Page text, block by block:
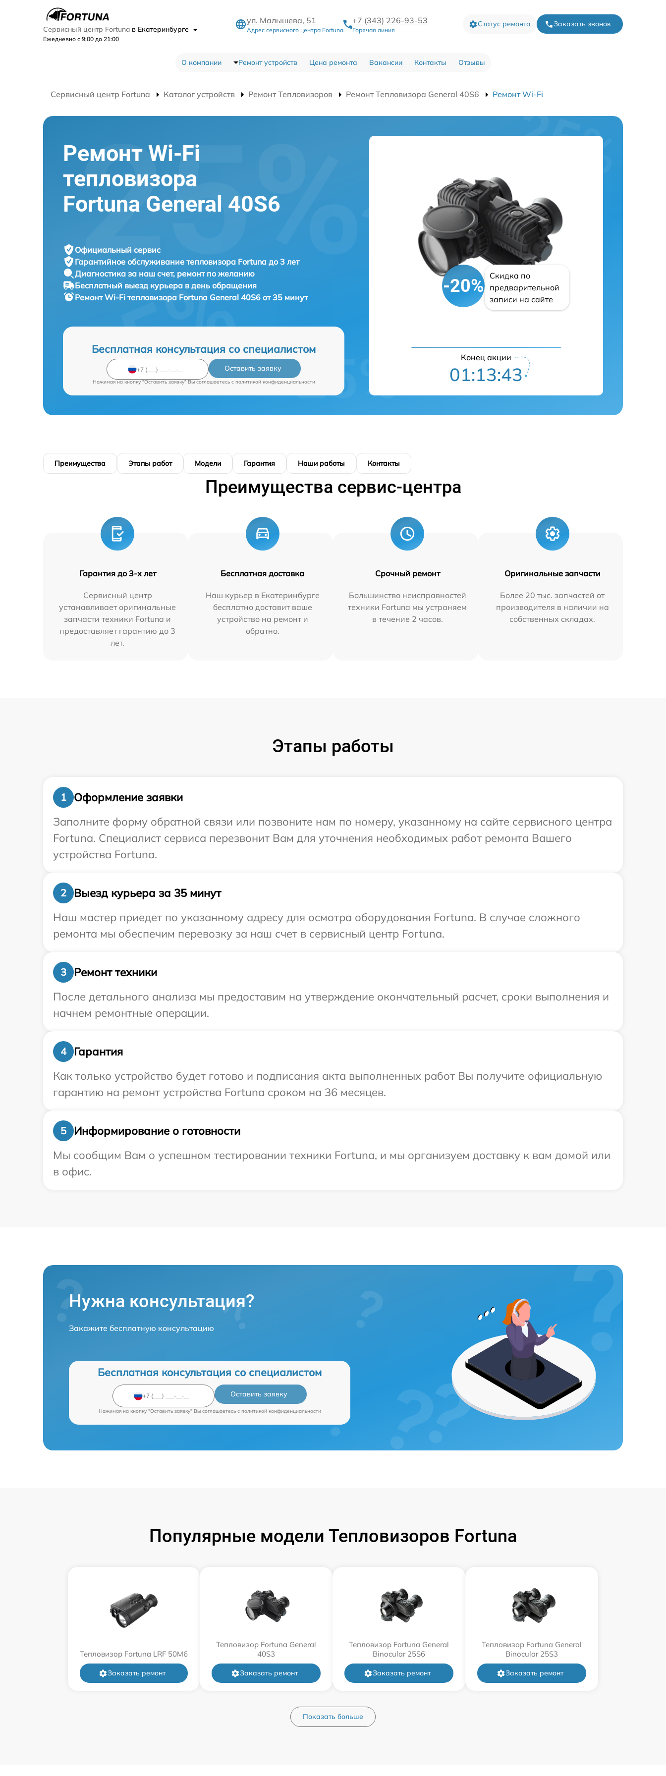
Сервисный центр Fortuna в Екатеринбурге
Ежедневно с 9:00 до 21:00
ул. Малышева, 51
Адрес сервисного центра Fortuna
+7 (343) 226-93-53
Горячая линия
Статус ремонта Заказать звонок
О компании Ремонт устройств Цена ремонта Вакансии Контакты Отзывы
Сервисный центр Fortuna Каталог устройств Ремонт Тепловизоров Ремонт Тепловизора General 40S6 Ремонт Wi-Fi
Ремонт Wi-Fi
тепловизора
Fortuna General 40S6
Официальный сервис
Гарантийное обслуживание тепловизора Fortuna до 3 лет
Диагностика за наш счет, ремонт по желанию
Бесплатный выезд курьера в день обращения
Ремонт Wi-Fi тепловизора Fortuna General 40S6 от 35 минут
Бесплатная консультация со специалистом
Оставить заявку
Нажимая на кнопку "Оставить заявку" Вы соглашаетесь c политикой конфиденциальности
-20%
Скидка по
предварительной
записи на сайте
Конец акции
01:13:42
Преимущества Этапы работ Модели Гарантия Наши работы Контакты
Преимущества сервис-центра
Гарантия до 3-х лет
Сервисный центр
устанавливает оригинальные
запчасти техники Fortuna и
предоставляет гарантию до 3
лет.
Бесплатная доставка
Наш курьер в Екатеринбурге
бесплатно доставит ваше
устройство на ремонт и
обратно.
Срочный ремонт
Большинство неисправностей
техники Fortuna мы устраняем
в течение 2 часов.
Оригинальные запчасти
Более 20 тыс. запчастей от
производителя в наличии на
собственных складах.
Этапы работы
1
Оформление заявки
Заполните форму обратной связи или позвоните нам по номеру, указанному на сайте сервисного центра
Fortuna. Специалист сервиса перезвонит Вам для уточнения необходимых работ ремонта Вашего
устройства Fortuna.
2
Выезд курьера за 35 минут
Наш мастер приедет по указанному адресу для осмотра оборудования Fortuna. В случае сложного
ремонта мы обеспечим перевозку за наш счет в сервисный центр Fortuna.
3
Ремонт техники
После детального анализа мы предоставим на утверждение окончательный расчет, сроки выполнения и
начнем ремонтные операции.
4
Гарантия
Как только устройство будет готово и подписания акта выполненных работ Вы получите официальную
гарантию на ремонт устройства Fortuna сроком на 36 месяцев.
5
Информирование о готовности
Мы сообщим Вам о успешном тестировании техники Fortuna, и мы организуем доставку к вам домой или
в офис.
Нужна консультация?
Закажите бесплатную консультацию
Бесплатная консультация со специалистом
Оставить заявку
Нажимая на кнопку "Оставить заявку" Вы соглашаетесь c политикой конфиденциальности
Популярные модели Тепловизоров Fortuna
Тепловизор Fortuna LRF 50M6
Заказать ремонт
Тепловизор Fortuna General
40S3
Заказать ремонт
Тепловизор Fortuna General
Binocular 25S6
Заказать ремонт
Тепловизор Fortuna General
Binocular 25S3
Заказать ремонт
Показать больше